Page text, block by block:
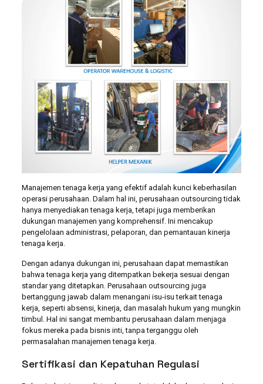
Manajemen tenaga kerja yang efektif adalah kunci keberhasilan
operasi perusahaan. Dalam hal ini, perusahaan outsourcing tidak
hanya menyediakan tenaga kerja, tetapi juga memberikan
dukungan manajemen yang komprehensif. Ini mencakup
pengelolaan administrasi, pelaporan, dan pemantauan kinerja
tenaga kerja.
Dengan adanya dukungan ini, perusahaan dapat memastikan
bahwa tenaga kerja yang ditempatkan bekerja sesuai dengan
standar yang ditetapkan. Perusahaan outsourcing juga
bertanggung jawab dalam menangani isu-isu terkait tenaga
kerja, seperti absensi, kinerja, dan masalah hukum yang mungkin
timbul. Hal ini sangat membantu perusahaan dalam menjaga
fokus mereka pada bisnis inti, tanpa terganggu oleh
permasalahan manajemen tenaga kerja.
Sertifikasi dan Kepatuhan Regulasi